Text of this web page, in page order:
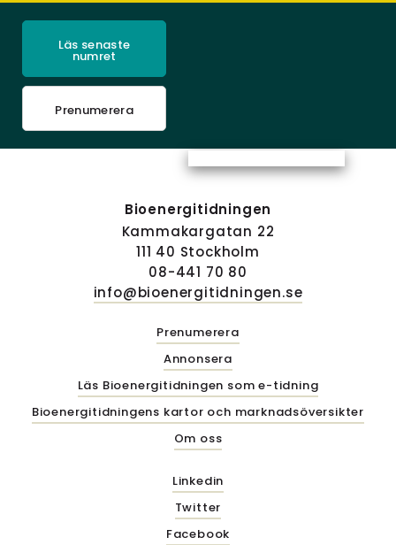
Läs senaste
numret
Prenumerera
Bioenergitidningen
Kammakargatan 22
111 40 Stockholm
08-441 70 80
info@bioenergitidningen.se
Prenumerera
Annonsera
Läs Bioenergitidningen som e-tidning
Bioenergitidningens kartor och marknadsöversikter
Om oss
Linkedin
Twitter
Facebook